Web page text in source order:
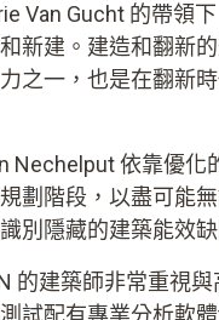
Van Gucht 的帶領
新建。建造和翻新
之一，也是在翻新
Nechelput 依靠優化
劃階段，以盡可能
別隱藏的建築能效缺
的建築師非常重視與
試配有專業分析軟